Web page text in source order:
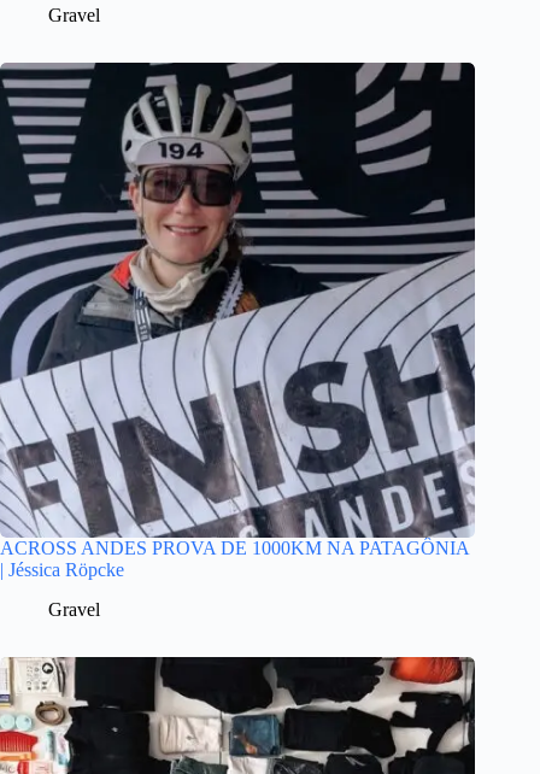
Gravel
ACROSS ANDES PROVA DE 1000KM NA PATAGÔNIA
| Jéssica Röpcke
Gravel